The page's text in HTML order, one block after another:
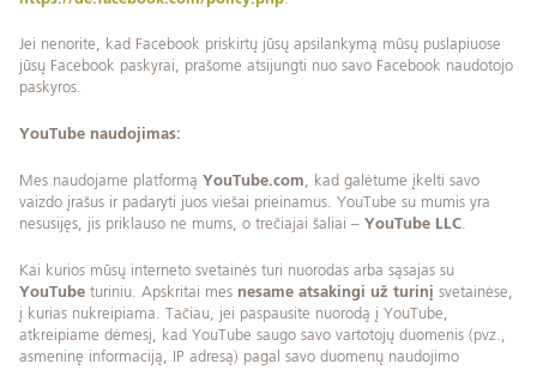
Jei nenorite, kad Facebook priskirtų jūsų apsilankymą mūsų puslapiuose
jūsų Facebook paskyrai, prašome atsijungti nuo savo Facebook naudotojo
paskyros.
YouTube naudojimas:
Mes naudojame platformą YouTube.com, kad galėtume įkelti savo
vaizdo įrašus ir padaryti juos viešai prieinamus. YouTube su mumis yra
nesusijęs, jis priklauso ne mums, o trečiajai šaliai – YouTube LLC.
Kai kurios mūsų interneto svetainės turi nuorodas arba sąsajas su
YouTube turiniu. Apskritai mes nesame atsakingi už turinį svetainėse,
į kurias nukreipiama. Tačiau, jei paspausite nuorodą į YouTube,
atkreipiame dėmesį, kad YouTube saugo savo vartotojų duomenis (pvz.,
asmeninę informaciją, IP adresą) pagal savo duomenų naudojimo